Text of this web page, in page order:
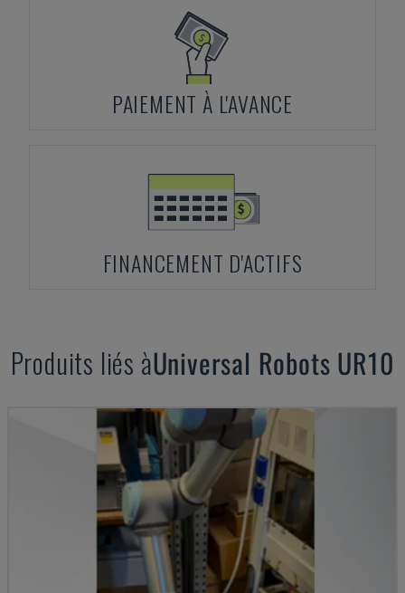
PAIEMENT À L'AVANCE
FINANCEMENT D'ACTIFS
Produits liés àUniversal Robots UR10